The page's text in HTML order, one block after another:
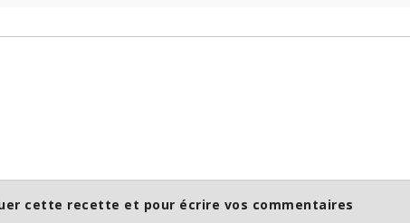
cette recette et pour écrire vos commentaires